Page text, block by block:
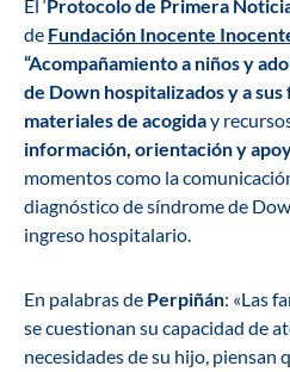
El ‘Protocolo de Primera
de Fundación Inocente
“Acompañamiento a niños y
de Down hospitalizados y a sus
materiales de acogiday
información, orientación y
momentos como la
diagnóstico de síndrome de
ingreso hospitalario.
En palabras de Perpiñán: «Las
se cuestionan su capacidad de
necesidades de su hijo, piensan